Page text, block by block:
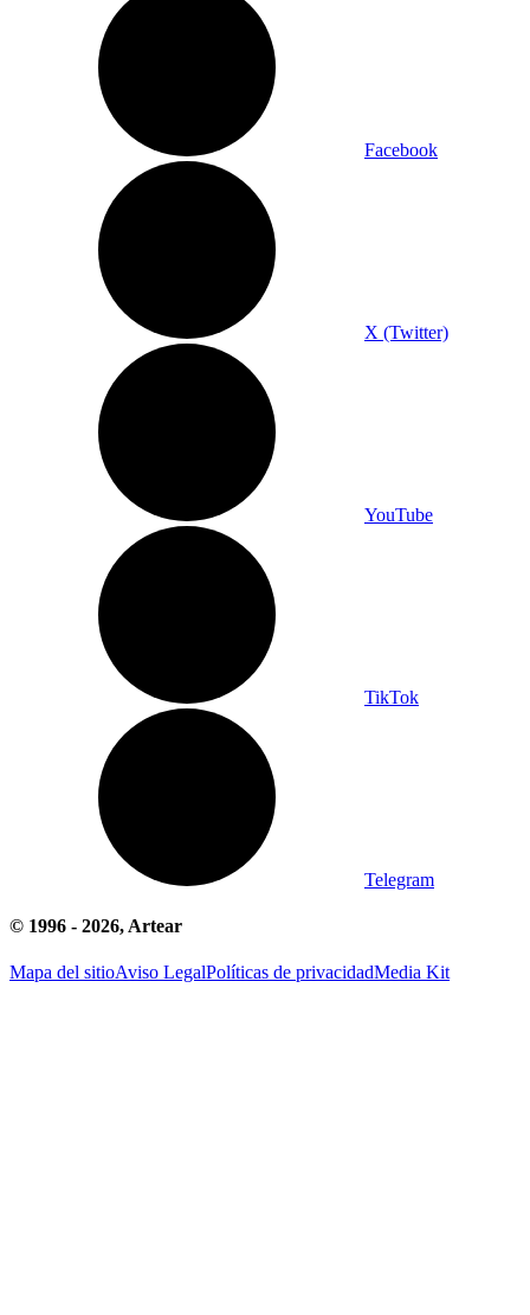
Facebook
X (Twitter)
YouTube
TikTok
Telegram
© 1996 - 2026, Artear
Mapa del sitioAviso LegalPolíticas de privacidadMedia Kit